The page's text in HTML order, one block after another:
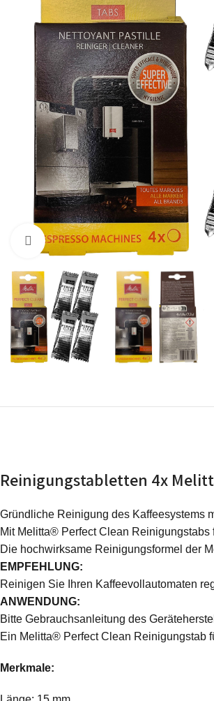
Zum Vergrößern klicken
Reinigungstabletten 4x
Gründliche Reinigung des Kaffeesystems
Mit Melitta® Perfect Clean
Die hochwirksame Reinigungsformel der
EMPFEHLUNG:
Reinigen Sie Ihren Kaffeevollautomaten
ANWENDUNG:
Bitte Gebrauchsanleitung des
Ein Melitta® Perfect Clean Reinigungstab
Merkmale: